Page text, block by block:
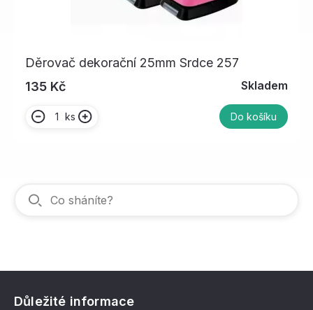
Děrovač dekorační 25mm Srdce 257
135 Kč
Skladem
ks Do košíku
Důležité informace